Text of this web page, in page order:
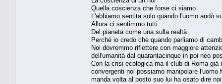
Quella coscienza che forse ci siamo
L'abbiamo sentita solo quando l'uomo andò
Allora ci sentimmo tutti
Del pianeta come una sulla realtà
Perché io credo che quando parliamo di
Noi dovremmo riflettere con maggiore
dell'umanità dal quarantacinque in poi neo
Con la crisi ecologica ma il club di Roma
convergenti noi possiamo manipolare
manda volta al posto suo lui ha osato dire